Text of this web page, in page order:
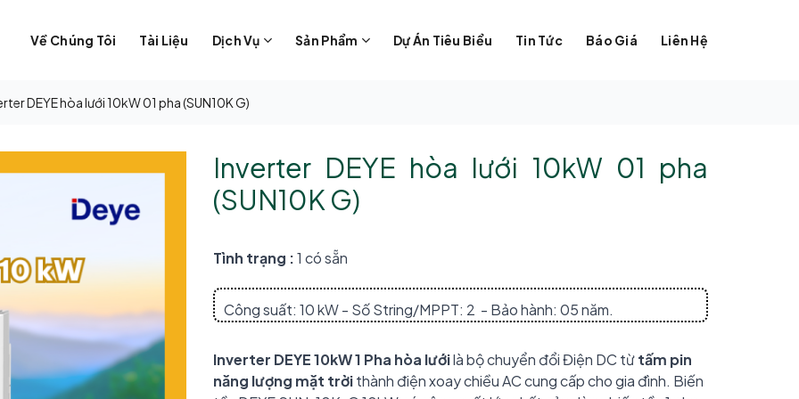
Về Chúng Tôi Tài Liệu Dịch Vụ Sản Phẩm Dự Án Tiêu Biểu Tin Tức Báo Giá Liên Hệ
DEYE hòa lưới 10kW 01 pha (SUN10K G)
Inverter DEYE hòa lưới 10kW 01 pha
(SUN10K G)
Tình trạng :1 có sẵn
Công suất: 10 kW - Số String/MPPT: 2 - Bảo hành: 05 năm.
Inverter DEYE 10kW 1 Pha hòa lướilà bộ chuyển đổi Điện DC từtấm pin
năng lượng mặt trờithành điện xoay chiều AC cung cấp cho gia đình. Biến